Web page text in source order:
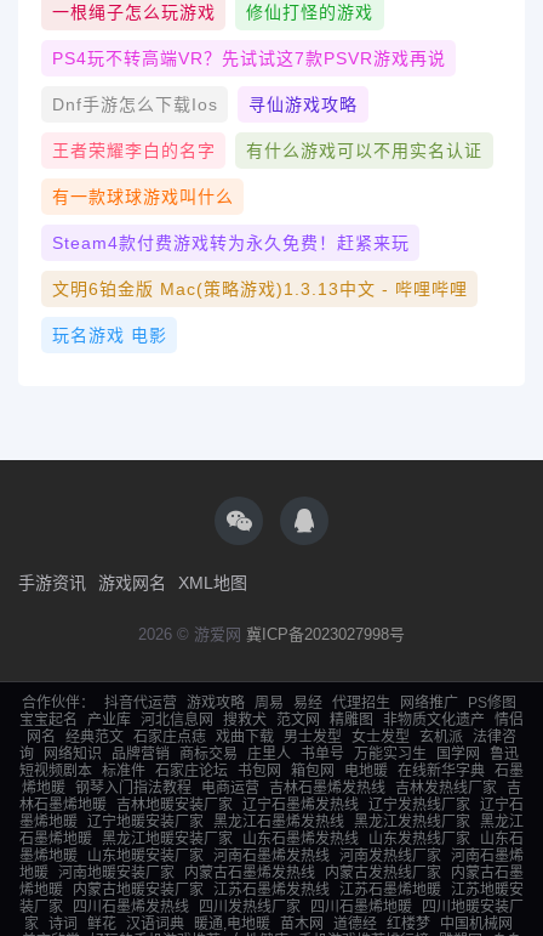
一根绳子怎么玩游戏 修仙打怪的游戏
PS4玩不转高端VR？先试试这7款PSVR游戏再说
Dnf手游怎么下载ios 寻仙游戏攻略
王者荣耀李白的名字 有什么游戏可以不用实名认证
有一款球球游戏叫什么
Steam4款付费游戏转为永久免费！赶紧来玩
文明6铂金版 Mac(策略游戏)1.3.13中文 - 哔哩哔哩
玩名游戏 电影
手游资讯 游戏网名 XML地图
2026 © 游爱网 冀ICP备2023027998号
合作伙伴： 抖音代运营 游戏攻略 周易 易经 代理招生 网络推广
PS修图
宝宝起名
产业库 河北信息网 搜救犬 范文网 精雕图 非物质文化遗产
情侣
网名
经典范文 石家庄点痣 戏曲下载 男士发型 女士发型 玄机派
法律咨
询
网络知识 品牌营销 商标交易 庄里人 书单号 万能实习生 国学网
鲁迅
短视频剧本 标准件 石家庄论坛 书包网 箱包网 电地暖 在线新华字典 石墨
烯地暖 钢琴入门指法教程 电商运营 吉林石墨烯发热线 吉林发热线厂家
吉
林石墨烯地暖
吉林地暖安装厂家 辽宁石墨烯发热线 辽宁发热线厂家
辽宁石
墨烯地暖 辽宁地暖安装厂家 黑龙江石墨烯发热线 黑龙江发热线厂家
黑龙江
石墨烯地暖 黑龙江地暖安装厂家 山东石墨烯发热线 山东发热线厂家
山东石
墨烯地暖
山东地暖安装厂家 河南石墨烯发热线 河南发热线厂家
河南石墨烯
地暖 河南地暖安装厂家 内蒙古石墨烯发热线 内蒙古发热线厂家
内蒙古石墨
烯地暖
内蒙古地暖安装厂家 江苏石墨烯发热线 江苏石墨烯地暖
江苏地暖安
装厂家
四川石墨烯发热线 四川发热线厂家 四川石墨烯地暖
四川地暖安装厂
家
诗词 鲜花 汉语词典 暖通,电地暖 苗木网 道德经 红楼梦
中国机械网